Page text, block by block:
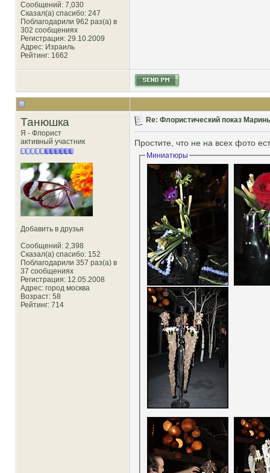
Сообщений: 7,030
Сказал(а) спасибо: 247
Поблагодарили 962 раз(а) в
302 сообщениях
Регистрация: 29.10.2009
Адрес: Израиль
Рейтинг: 1662
Танюшка
Я - Флорист
активный участник
Добавить в друзья
Сообщений: 2,398
Сказал(а) спасибо: 152
Поблагодарили 357 раз(а) в
37 сообщениях
Регистрация: 12.05.2008
Адрес: город москва
Возраст: 58
Рейтинг: 714
Re: Флористический показ
Простите, что не на всех фото
Миниатюры